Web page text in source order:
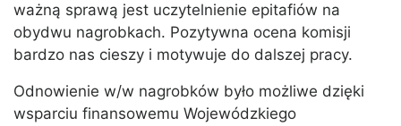
ważną sprawą jest uczytelnienie epitafiów na
obydwu nagrobkach. Pozytywna ocena komisji
bardzo nas cieszy i motywuje do dalszej pracy.
Odnowienie w/w nagrobków było możliwe dzięki
wsparciu finansowemu Wojewódzkiego